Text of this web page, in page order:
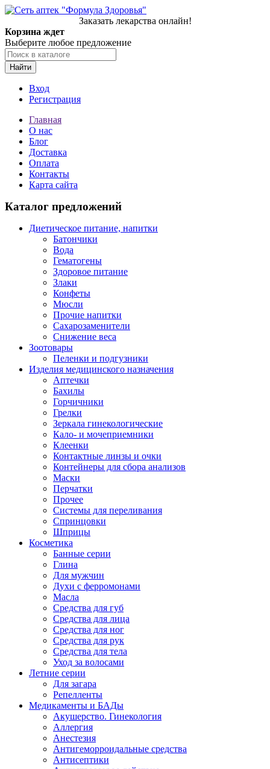
Заказать лекарства онлайн!
Корзина ждет
Выберите любое предложение
Найти
Вход
Регистрация
Главная
О нас
Блог
Доставка
Оплата
Контакты
Карта сайта
Каталог предложений
Диетическое питание, напитки
Батончики
Вода
Гематогены
Здоровое питание
Злаки
Конфеты
Мюсли
Прочие напитки
Сахарозаменители
Снижение веса
Зоотовары
Пеленки и подгузники
Изделия медицинского назначения
Аптечки
Бахилы
Горчичники
Грелки
Зеркала гинекологические
Кало- и мочеприемники
Клеенки
Контактные линзы и очки
Контейнеры для сбора анализов
Маски
Перчатки
Прочее
Системы для переливания
Спринцовки
Шприцы
Косметика
Банные серии
Глина
Для мужчин
Духи с ферромонами
Масла
Средства для губ
Средства для лица
Средства для ног
Средства для рук
Средства для тела
Уход за волосами
Летние серии
Для загара
Репелленты
Медикаменты и БАДы
Акушерство. Гинекология
Аллергия
Анестезия
Антигеморроидальные средства
Антисептики